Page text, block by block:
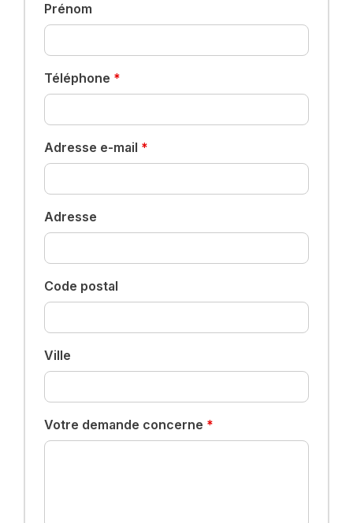
Prénom
Téléphone *
Adresse e-mail *
Adresse
Code postal
Ville
Votre demande concerne *